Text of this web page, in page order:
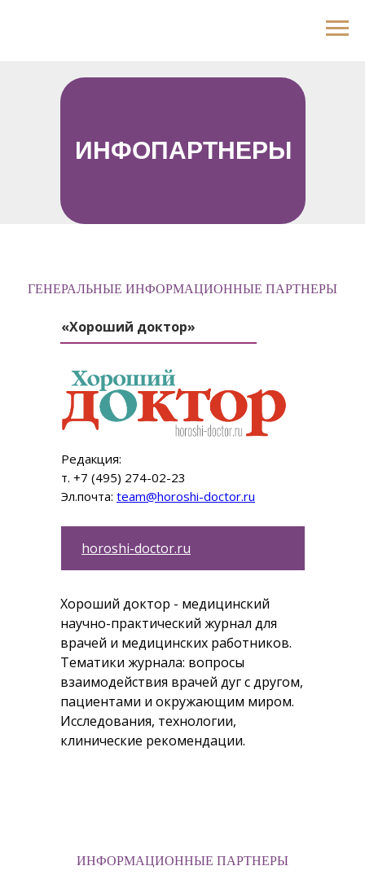
ИНФОПАРТНЕРЫ
ГЕНЕРАЛЬНЫЕ ИНФОРМАЦИОННЫЕ ПАРТНЕРЫ
Редакция:
т. +7 (495) 274-02-23
Эл.почта: team@horoshi-doctor.ru
Хороший доктор - медицинский
научно-практический журнал для
врачей и медицинских работников.
Тематики журнала: вопросы
взаимодействия врачей дуг с другом,
пациентами и окружающим миром.
Исследования, технологии,
клинические рекомендации.
«Хороший доктор»
horoshi-doctor.ru
ИНФОРМАЦИОННЫЕ ПАРТНЕРЫ